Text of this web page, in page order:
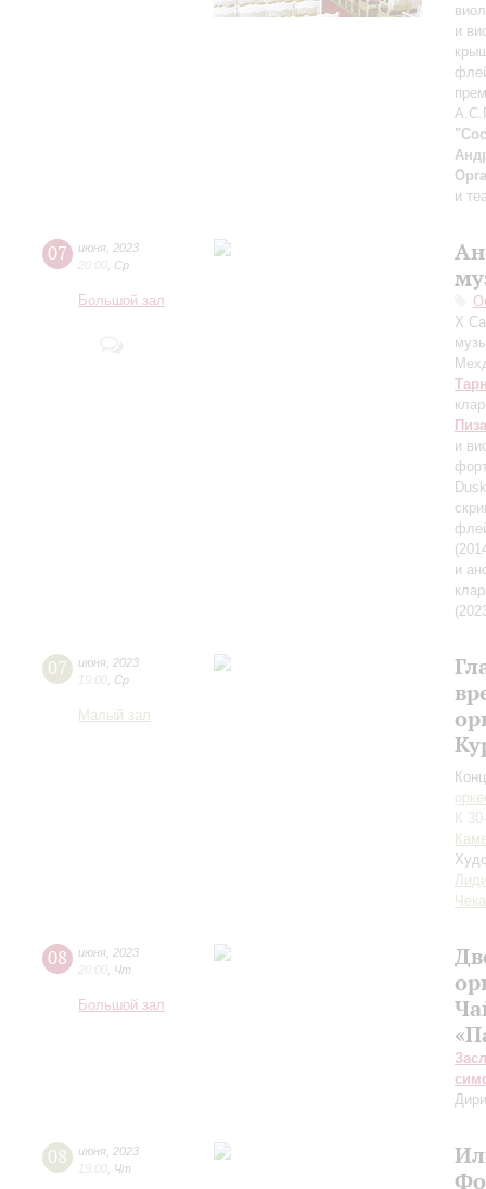
и
и
07 июня 2023
20:00 Ср
Большой зал
X
и
и
07 июня 2023
19:00 Ср
Малый зал
К
08 июня 2023
20:00 Чт
Большой зал
08 июня 2023
19:00 Чт